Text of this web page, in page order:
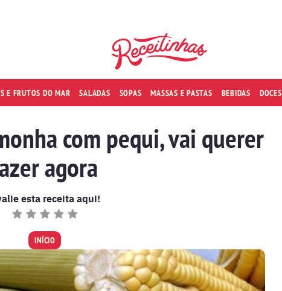
E FRUTOS DO MAR SALADAS SOPAS MASSAS E PASTAS BEBIDAS DOCES
com pequi, vai querer
agora
esta receita aqui!
INÍCIO